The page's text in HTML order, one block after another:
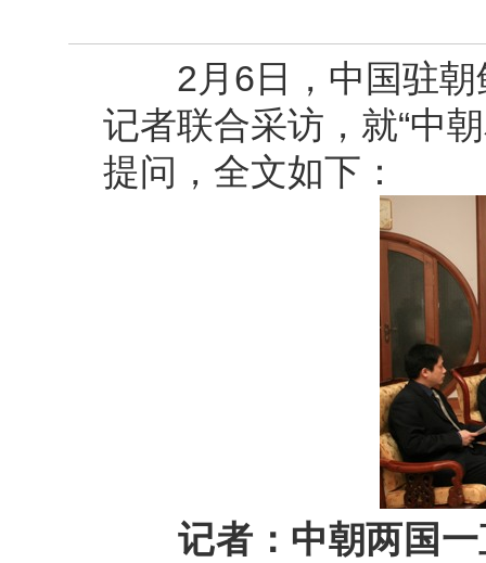
2月6日，中国驻朝
记者联合采访，就“中
提问，全文如下：
记者：中朝两国